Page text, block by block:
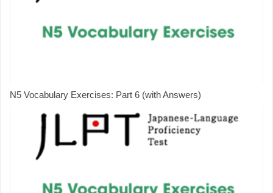
N5 Vocabulary Exercises: Part 6 (with Answers)